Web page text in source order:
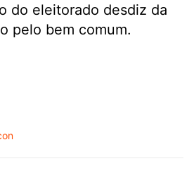
do eleitorado desdiz da
pelo bem comum.